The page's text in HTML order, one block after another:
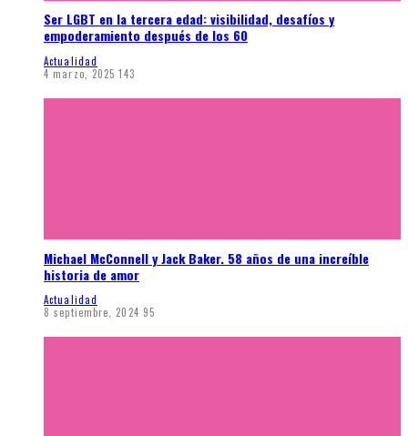
Ser LGBT en la tercera edad: visibilidad, desafíos y
empoderamiento después de los 60
Actualidad
4 marzo, 2025 143
Michael McConnell y Jack Baker. 58 años de una increíble
historia de amor
Actualidad
8 septiembre, 2024 95